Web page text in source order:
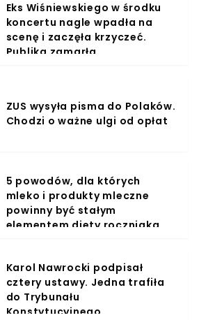
Eks Wiśniewskiego w środku
koncertu nagle wpadła na
scenę i zaczęła krzyczeć.
Publika zamarła
ZUS wysyła pisma do Polaków.
Chodzi o ważne ulgi od opłat
5 powodów, dla których
mleko i produkty mleczne
powinny być stałym
elementem diety roczniaka
Karol Nawrocki podpisał
cztery ustawy. Jedna trafiła
do Trybunału
Konstytucyjnego